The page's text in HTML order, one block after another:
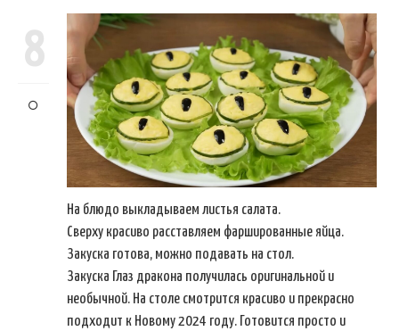
8
На блюдо выкладываем листья салата.
Сверху красиво расставляем фаршированные яйца.
Закуска готова, можно подавать на стол.
Закуска Глаз дракона получилась оригинальной и
необычной. На столе смотрится красиво и прекрасно
подходит к Новому 2024 году. Готовится просто и